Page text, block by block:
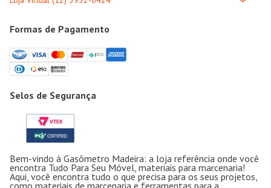
Formas de Pagamento
Selos de Segurança
Bem-vindo à Gasômetro Madeira: a loja referência onde você
encontra Tudo Para Seu Móvel, materiais para marcenaria!
Aqui, você encontra tudo o que precisa para os seus projetos,
como materiais de marcenaria e ferramentas para a